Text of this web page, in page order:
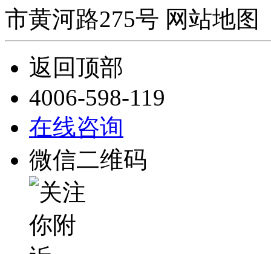
市黄河路275号 网站地图
返回顶部
4006-598-119
在线咨询
微信二维码